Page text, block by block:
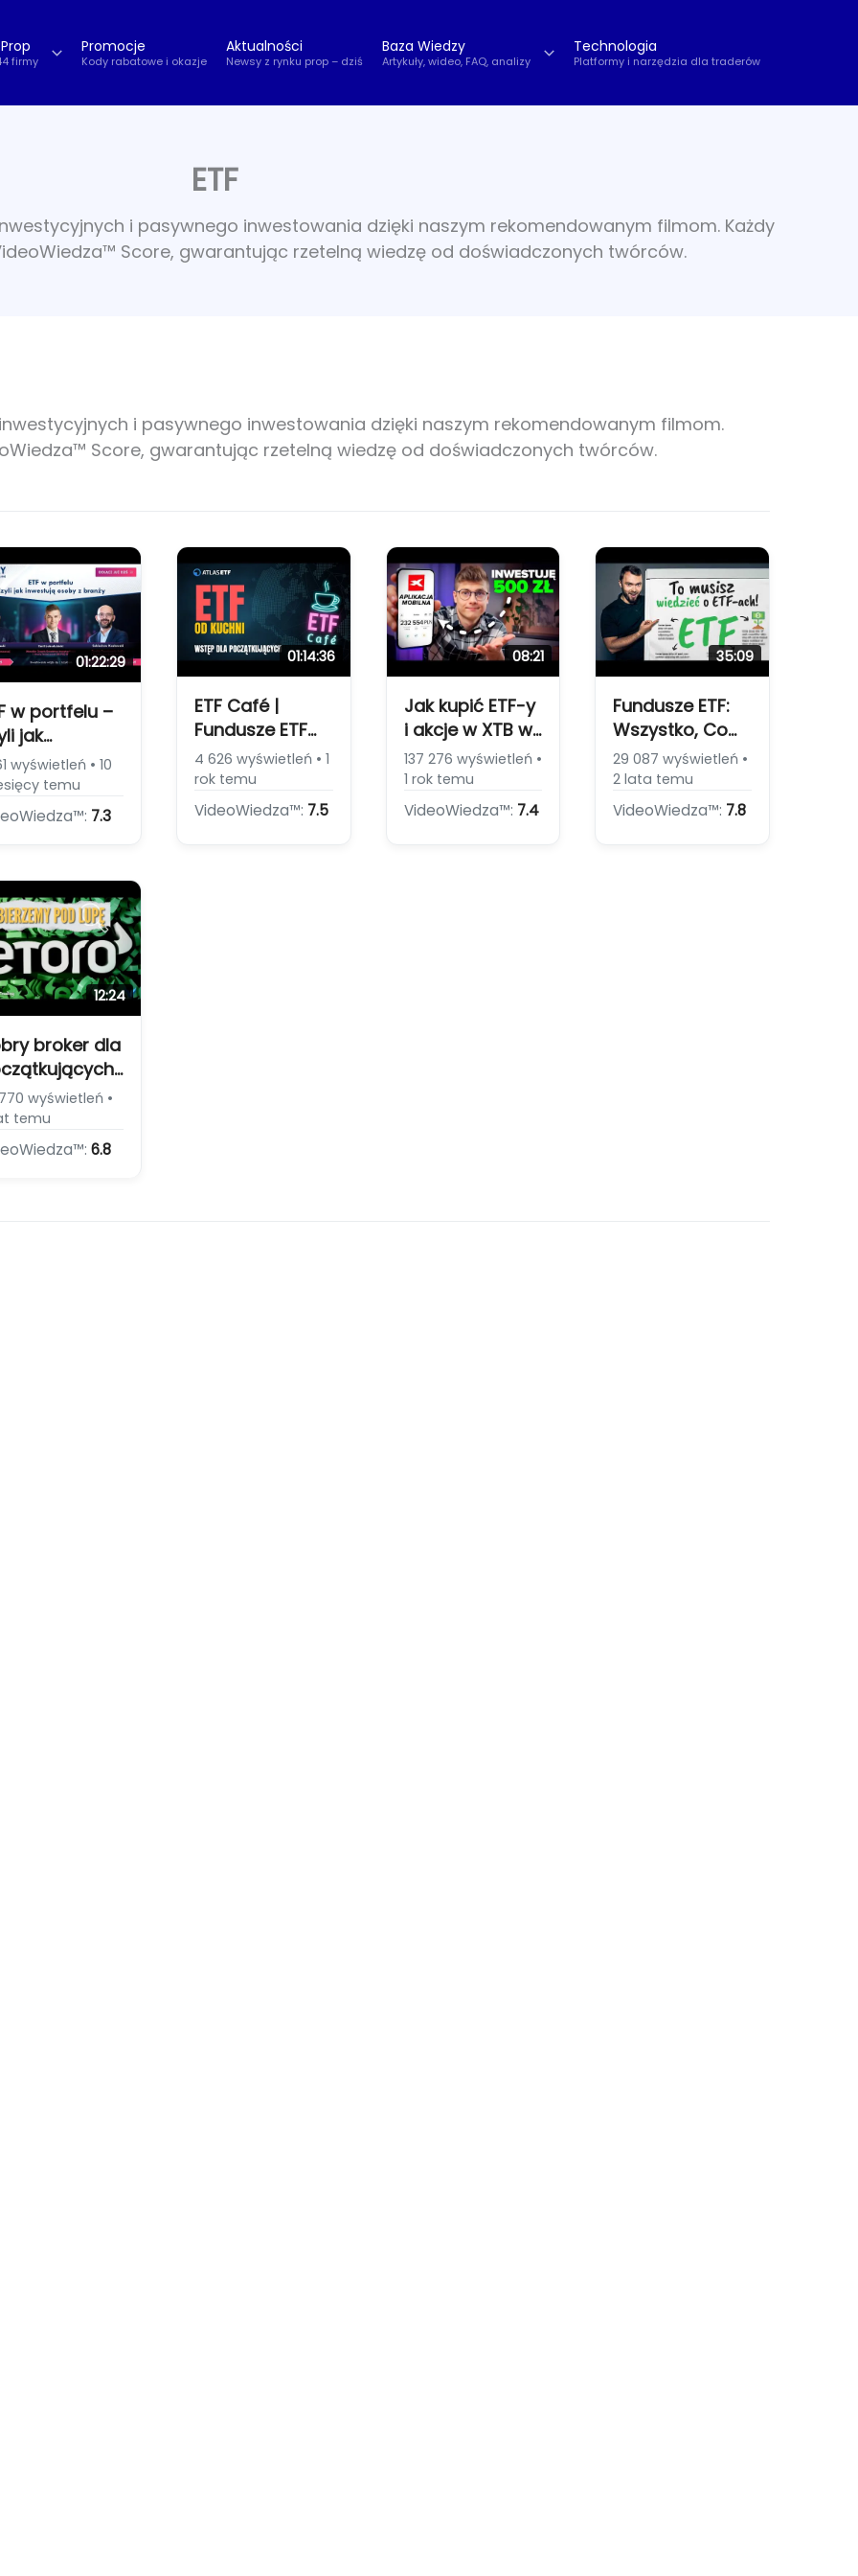
firmy
Promocje
Kody rabatowe i okazje
Aktualności
Newsy z rynku prop – dziś
Baza Wiedzy
Artykuły, wideo, FAQ, analizy
Technologia
Platformy i narzędzia dla traderów
ETF
i pasywnego inwestowania dzięki naszym rekomendowanym filmom. Każdy
Score, gwarantując rzetelną wiedzę od doświadczonych twórców.
i pasywnego inwestowania dzięki naszym rekomendowanym filmom.
Score, gwarantując rzetelną wiedzę od doświadczonych twórców.
01:22:29
w portfelu –
jak
osoby
|
ETF
wyświetleń • 10
temu
7.3
01:14:36
ETF Café |
Fundusze ETF
od kuchni [ETF –
Definicja i
Zastosowanie]
4 626 wyświetleń • 1
rok temu
VideoWiedza™: 7.5
08:21
Jak kupić ETF-y
i akcje w XTB w
aplikacji
mobilnej?
Inwestuję 500 zł
137 276 wyświetleń •
1 rok temu
VideoWiedza™: 7.4
35:09
Fundusze ETF:
Wszystko, Co
Musisz
Wiedzieć, Aby
Inwestować!
29 087 wyświetleń •
2 lata temu
VideoWiedza™: 7.8
12:24
broker dla
eToro
wyświetleń •
temu
6.8